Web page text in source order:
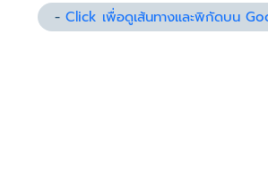
-Click เพื่อดูเส้นทางและพิกัดบน